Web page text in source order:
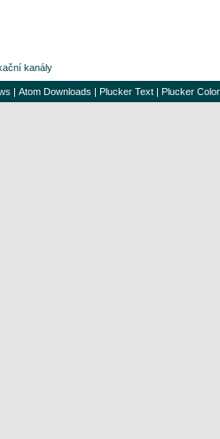
kanály
| Atom Downloads | Plucker Text | Plucker Color